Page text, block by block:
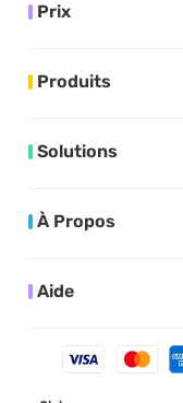
Prix
Produits
Solutions
À Propos
Aide